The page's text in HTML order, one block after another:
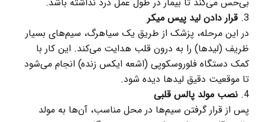
قرار دادن لید پیس‌ میکر
در این مرحله، پزشک از طریق یک سیاهرگ، سیم‌های بسیار
ظریف (لیدها) را به درون قلب هدایت می‌کند. این کار با
کمک دستگاه فلوروسکوپی (اشعه ایکس زنده) انجام می‌شود
تا موقعیت دقیق لیدها دیده شود.
نصب مولد پالس قلبی
پس از قرار گرفتن سیم‌ها در محل مناسب، آن‌ها به مولد